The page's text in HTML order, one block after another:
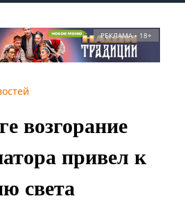
РЕКЛАМА • 18+
возгорание
привел к
света